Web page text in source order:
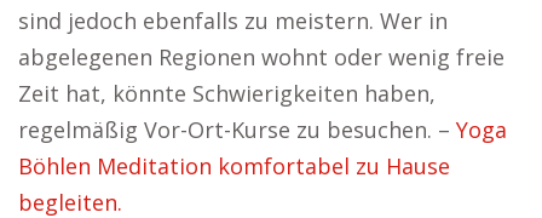
sind jedoch ebenfalls zu meistern. Wer in
abgelegenen Regionen wohnt oder wenig freie
Zeit hat, könnte Schwierigkeiten haben,
regelmäßig Vor-Ort-Kurse zu besuchen. – Yoga
Böhlen Meditation komfortabel zu Hause
begleiten.